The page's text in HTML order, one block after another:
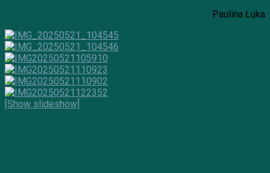
Paulina Łuka
[Show slideshow]